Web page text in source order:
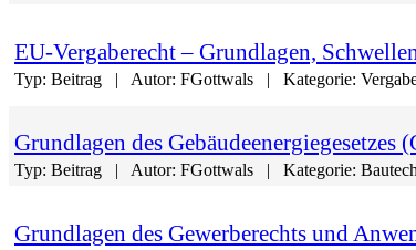
EU-Vergaberecht – Grundlagen,
Typ: Beitrag Autor: FGottwals Kategorie:
Grundlagen des Gebäudeenergiegesetzes
Typ: Beitrag Autor: FGottwals Kategorie:
Grundlagen des Gewerberechts und